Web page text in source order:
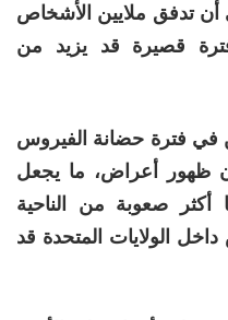
أن تدفق ملايين الأشخاص
فترة قصيرة قد يزيد من
فترة حضانة الفيروس
21 يوما دون ظهور أعراض، ما يجعل
أكثر صعوبة من الناحية
الولايات المتحدة قد